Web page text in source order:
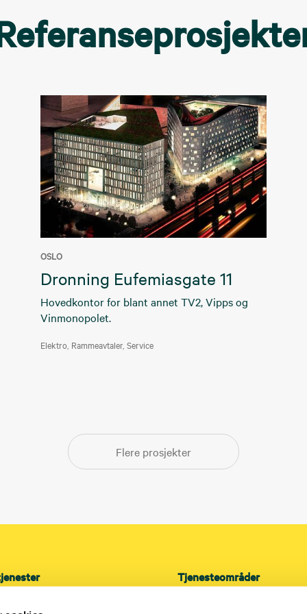
OSLO
Dronning Eufemiasgate 11
Hovedkontor for blant annet TV2, Vipps og
Vinmonopolet.
Elektro Rammeavtaler Service
Flere prosjekter
Tjenesteområder